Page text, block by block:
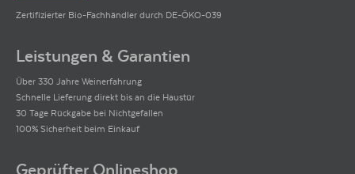
Zertifizierter Bio-Fachhändler durch DE-ÖKO-039
Leistungen & Garantien
Über 330 Jahre Weinerfahrung
Schnelle Lieferung direkt bis an die Haustür
30 Tage Rückgabe bei Nichtgefallen
100% Sicherheit beim Einkauf
Geprüfter Onlineshop